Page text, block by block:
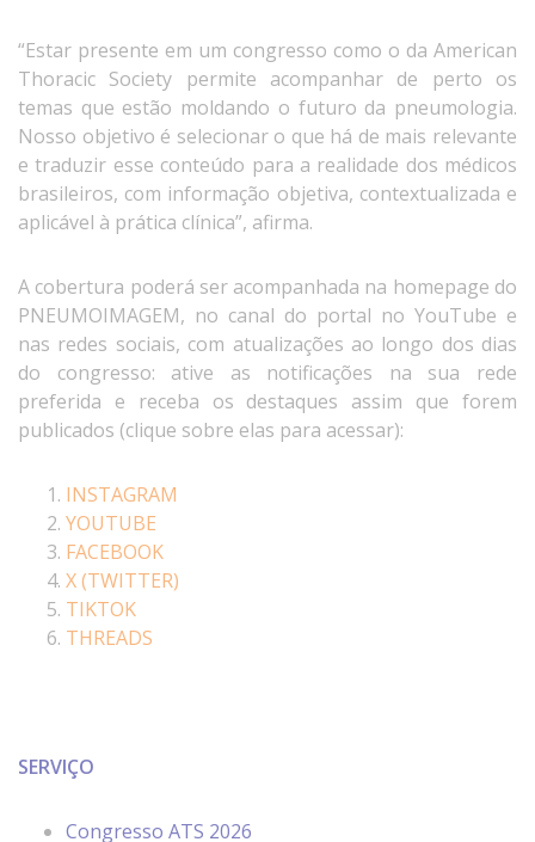
“Estar presente em um congresso como o da American
Thoracic Society permite acompanhar de perto os
temas que estão moldando o futuro da pneumologia.
Nosso objetivo é selecionar o que há de mais relevante
e traduzir esse conteúdo para a realidade dos médicos
brasileiros, com informação objetiva, contextualizada e
aplicável à prática clínica”, afirma.
A cobertura poderá ser acompanhada na homepage do
PNEUMOIMAGEM, no canal do portal no YouTube e
nas redes sociais, com atualizações ao longo dos dias
do congresso: ative as notificações na sua rede
preferida e receba os destaques assim que forem
publicados (clique sobre elas para acessar):
INSTAGRAM
YOUTUBE
FACEBOOK
X (TWITTER)
TIKTOK
THREADS
SERVIÇO
Congresso ATS 2026